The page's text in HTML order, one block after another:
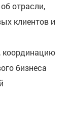
отрасли,
клиентов и
координацию
бизнеса